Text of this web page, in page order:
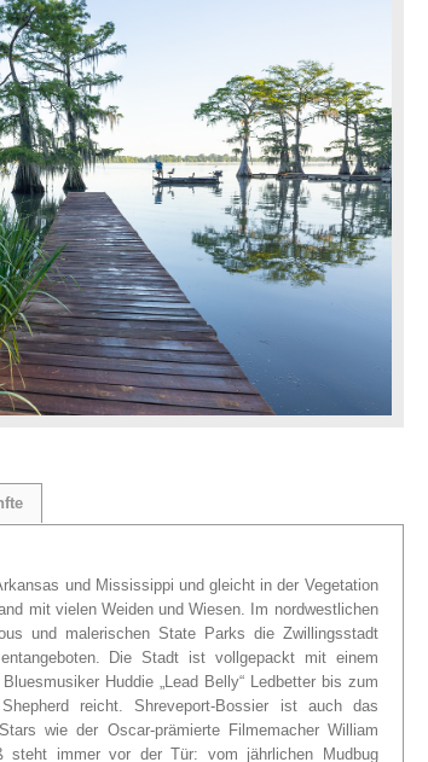
und Mississippi und gleicht in der Vegetation
mit vielen Weiden und Wiesen. Im nordwestlichen
und malerischen State Parks die Zwillingsstadt
Die Stadt ist vollgepackt mit einem
Huddie „Lead Belly“ Ledbetter bis zum
reicht. Shreveport-Bossier ist auch das
wie der Oscar-prämierte Filmemacher William
steht immer vor der Tür: vom jährlichen Mudbug